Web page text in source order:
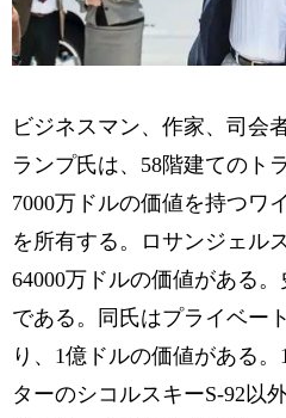
ビジネスマン、作家、司会
ランプ氏は、58階建てのト
7000万ドルの価値を持つワ
を所有する。ロサンジェル
64000万ドルの価値がある
である。同氏はプライベー
り、1億ドルの価値がある
ターのシコルスキーS-92以